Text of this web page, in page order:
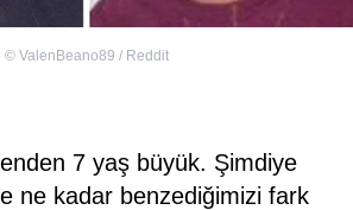
© ValenBeano89 / Reddit
7 yaş büyük. Şimdiye
ne kadar benzediğimizi fark